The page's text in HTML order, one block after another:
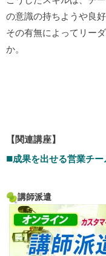
の意識の持ちようや良
その有無によってリー
か。
【関連講座】
■成果を出せる営業チ
講師派遣